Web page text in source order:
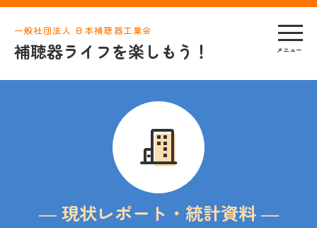
一般社団法人 日本補聴器工業会
補聴器ライフを楽しもう！
― 現状レポート・統計資料 ―